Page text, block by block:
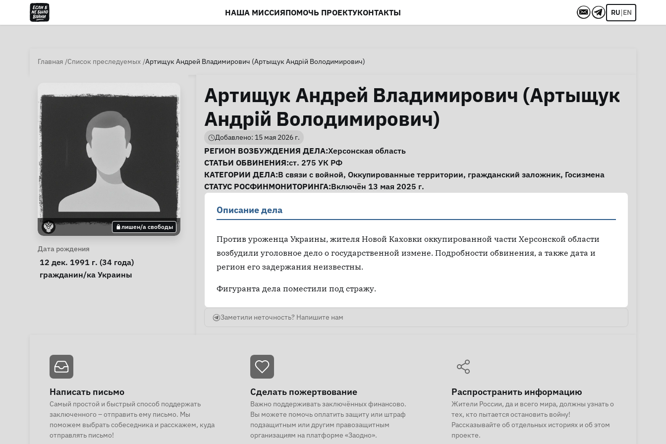
НАША МИССИЯПОМОЧЬ ПРОЕКТУКОНТАКТЫ RU|EN
Главная Список преследуемых Артищук Андрей Владимирович (Артыщук Андрій Володимирович)
лишен/а свободы
Личная информация
Дата рождения
12 дек. 1991 г. (34 года)
Особые обстоятельства
гражданин/ка Украины
Артищук Андрей Владимирович (Артыщук
Андрій Володимирович)
Добавлено: 15 мая 2026 г.
Информация о деле
РЕГИОН ВОЗБУЖДЕНИЯ ДЕЛА:Херсонская область
СТАТЬИ ОБВИНЕНИЯ:ст. 275 УК РФ
КАТЕГОРИИ ДЕЛА:В связи с войной, Оккупированные территории, гражданский заложник, Госизмена
СТАТУС РОСФИНМОНИТОРИНГА:Включён 13 мая 2025 г.
Описание дела
Против уроженца Украины, жителя Новой Каховки оккупированной части Херсонской области
возбудили уголовное дело о государственной измене. Подробности обвинения, а также дата и
регион его задержания неизвестны.
Фигуранта дела поместили под стражу.
Заметили неточность? Напишите нам
Написать письмо
Самый простой и быстрый способ поддержать
заключенного – отправить ему письмо. Мы
поможем выбрать собеседника и расскажем, куда
отправлять письмо!
Сделать пожертвование
Важно поддерживать заключённых финансово.
Вы можете помочь оплатить защиту или штраф
подзащитным или другим правозащитным
организациям на платформе «Заодно».
Распространить информацию
Жители России, да и всего мира, должны узнать о
тех, кто пытается остановить войну!
Рассказывайте об отдельных историях и об этом
проекте.